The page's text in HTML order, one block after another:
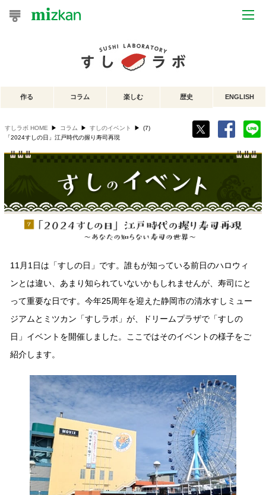
レシピカテゴリ一覧
商品からレシピを探す
レシピ名特集
調味酢
お酢ドリンク
みりん風・料理酒 鍋用調味料
つゆ たれ
新商品一覧
キャンペーン情報
ブランド・スペシャルサイト
ブランド・スペシャルサイト トップ
商品ブランドサイト
Fibee（ファイビー）
くらしプラ酢
カンタン酢
お酢ドリンク
企業情報
国内事業概要
ミツカングループについて
作る コラム 楽しむ 歴史 ENGLISH
すしラボ HOME ▶ コラム ▶ すしのイベント ▶
(7)
「2024すしの日」江戸時代の握り寿司再現
11月1日は「すしの日」です。誰もが知っている前日のハロウィ
ンとは違い、あまり知られていないかもしれませんが、寿司にと
って重要な日です。今年25周年を迎えた静岡市の清水すしミュー
ジアムとミツカン「すしラボ」が、ドリームプラザで「すしの
日」イベントを開催しました。ここではそのイベントの様子をご
紹介します。